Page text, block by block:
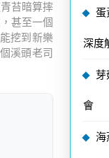
苔暗算摔
甚至一個
挖到新樂
溪頭老司
蛋
深度
芽
會
海